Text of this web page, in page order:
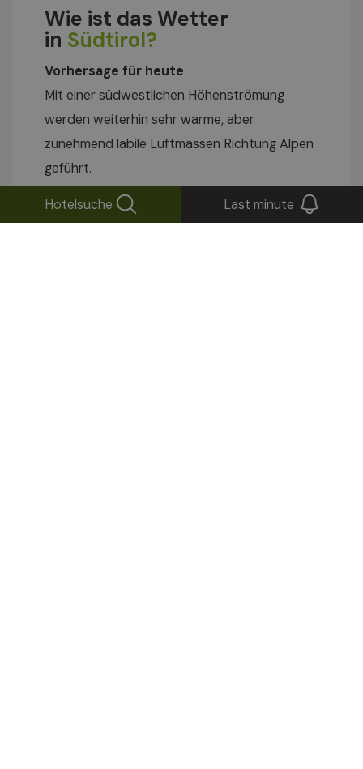
Wie ist das Wetter
in Südtirol?
Vorhersage für heute
Mit einer südwestlichen Höhenströmung
werden weiterhin sehr warme, aber
zunehmend labile Luftmassen Richtung Alpen
geführt.
Heute 36 17°
Hotelsuche Last minute